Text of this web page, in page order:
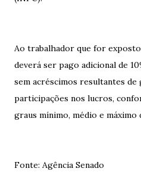
Ao trabalhador que for exposto
deverá ser pago adicional de
sem acréscimos resultantes
participações nos lucros,
graus mínimo, médio e máximo
Fonte: Agência Senado